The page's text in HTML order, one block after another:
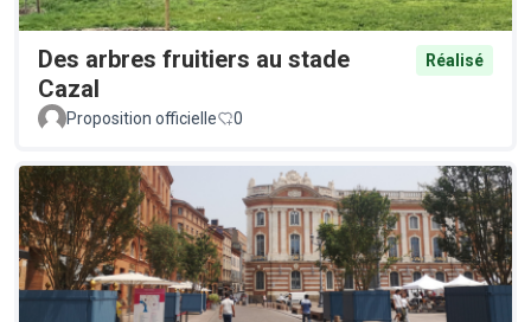
Des arbres fruitiers au stade
Cazal
Réalisé
Proposition officielle 0